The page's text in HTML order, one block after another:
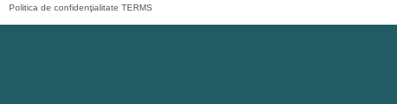
Politica de confidenţialitate TERMS